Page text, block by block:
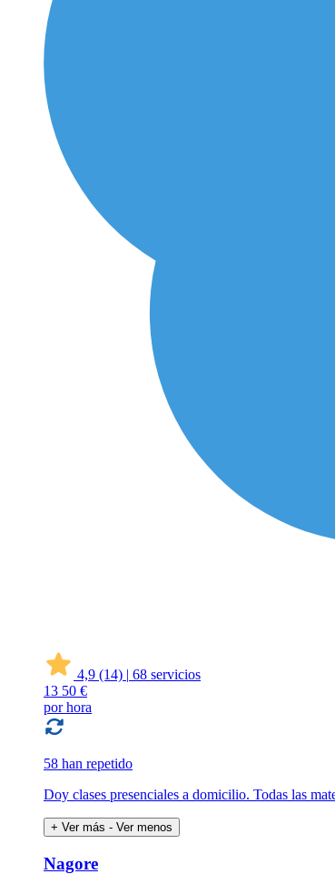
4,9 (14) | 68 servicios
13 50 €
por hora
58 han repetido
Doy clases presenciales a domicilio. Todas las
+ Ver más - Ver menos
Nagore